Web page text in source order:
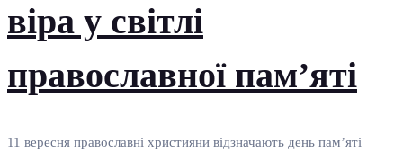
віра у світлі
православної пам’яті
11 вересня православні християни відзначають день пам’яті